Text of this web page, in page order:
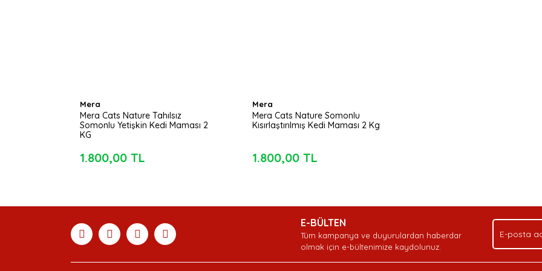
Mera
Mera Cats Nature Tahılsız
Somonlu Yetişkin Kedi Maması 2
KG
1.800,00 TL
Mera
Mera Cats Nature Somonlu
Kısırlaştırılmış Kedi Maması 2 Kg
1.800,00 TL
E-BÜLTEN
Tüm kampanya ve duyurulardan haberdar
olmak için e-bültenimize kaydolunuz.